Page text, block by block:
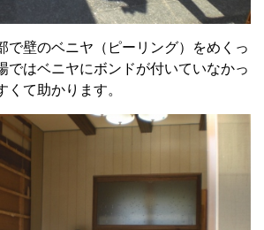
で壁のベニヤ（ピーリング）をめくっ
ではベニヤにボンドが付いていなかっ
くて助かります。